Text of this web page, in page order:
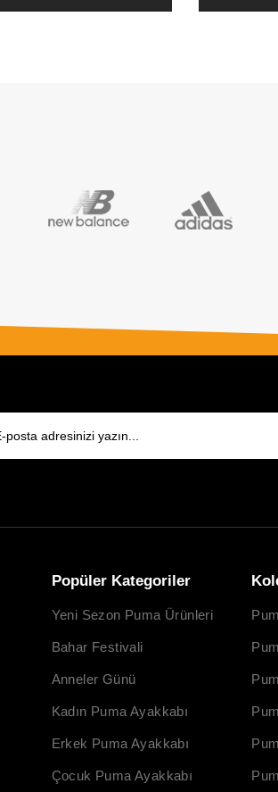
Popüler Kategoriler
Yeni Sezon Puma Ürünleri
Bahar Festivali
Anneler Günü
Kadın Puma Ayakkabı
Erkek Puma Ayakkabı
Çocuk Puma Ayakkabı